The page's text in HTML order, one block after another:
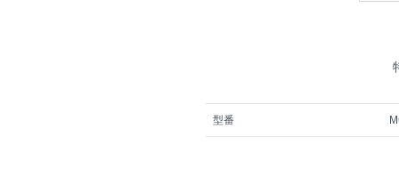
型番